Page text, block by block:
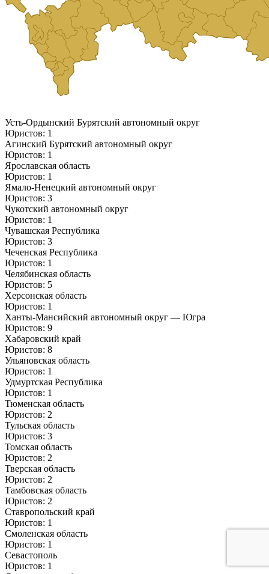
Усть-Ордынский Бурятский автономный округ
Юристов: 1
Агинский Бурятский автономный округ
Юристов: 1
Ярославская область
Юристов: 1
Ямало-Ненецкий автономный округ
Юристов: 3
Чукотский автономный округ
Юристов: 1
Чувашская Республика
Юристов: 3
Чеченская Республика
Юристов: 1
Челябинская область
Юристов: 5
Херсонская область
Юристов: 1
Ханты-Мансийский автономный округ — Югра
Юристов: 9
Хабаровский край
Юристов: 8
Ульяновская область
Юристов: 1
Удмуртская Республика
Юристов: 1
Тюменская область
Юристов: 2
Тульская область
Юристов: 3
Томская область
Юристов: 2
Тверская область
Юристов: 2
Тамбовская область
Юристов: 2
Ставропольский край
Юристов: 1
Смоленская область
Юристов: 1
Севастополь
Юристов: 1